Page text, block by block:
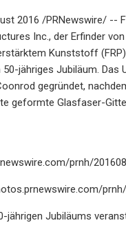
2016 /PRNewswire/ --
Inc., der Erfinder
Kunststoff
jähriges Jubiläum. Das
gegründet,
geformte Glasfaser-
prnh/
jährigen Jubiläums